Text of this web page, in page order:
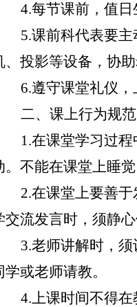
4.每节课前，值日
5.课前科代表要
、投影等设备，协
6.遵守课堂礼仪，
二、课上行为规范
1.在课堂学习过
。不能在课堂上睡
2.在课堂上要善
交流发言时，须静
3.老师讲解时，
学或老师请教。
4.上课时间不得